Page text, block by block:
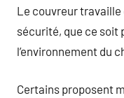
Le couvreur travaille
sécurité, que ce soit
l’environnement du
Certains proposent